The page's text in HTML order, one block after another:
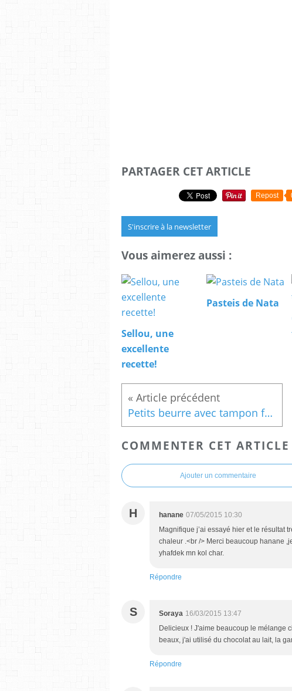
PARTAGER CET ARTICLE
Repost
S'inscrire à la newsletter
Vous aimerez aussi :
Sellou, une
excellente
recette!
Pasteis de Nata
Petits beurre avec tampon fait maison !
COMMENTER CET ARTICLE
Ajouter un commentaire
H hanane 07/05/2015 10:30
Magnifique j’ai essayé hier et le résultat
chaleur .<br /> Merci beaucoup hanane
yhafdek mn kol char.
Répondre
S Soraya 16/03/2015 13:47
Delicieux ! J'aime beaucoup le mélange
beaux, j'ai utilisé du chocolat au lait, la
Répondre